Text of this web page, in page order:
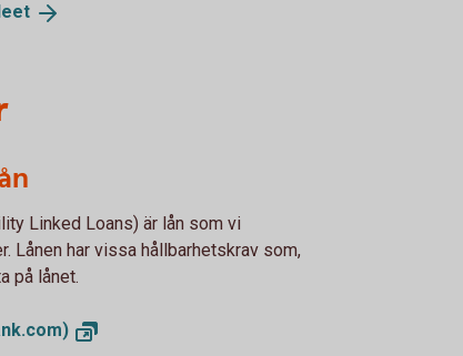
Linked Loans) är lån som vi
Lånen har vissa hållbarhetskrav som,
på lånet.